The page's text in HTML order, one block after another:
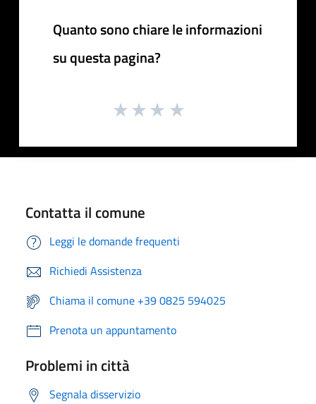
Quanto sono chiare le informazioni
su questa pagina?
Contatta il comune
Leggi le domande frequenti
Richiedi Assistenza
Chiama il comune +39 0825 594025
Prenota un appuntamento
Problemi in città
Segnala disservizio